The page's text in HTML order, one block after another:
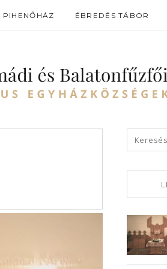
PIHENŐHÁZ ÉBREDÉS TÁBOR